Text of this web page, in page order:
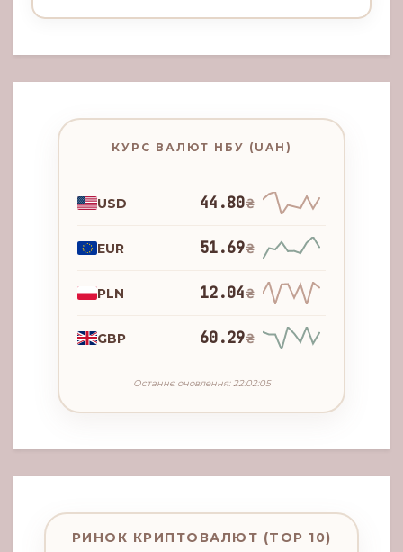
КУРС ВАЛЮТ НБУ (UAH)
USD 44.80₴
EUR 51.69₴
PLN 12.04₴
GBP 60.29₴
Останнє оновлення: 22:02:05
РИНОК КРИПТОВАЛЮТ (TOP 10)